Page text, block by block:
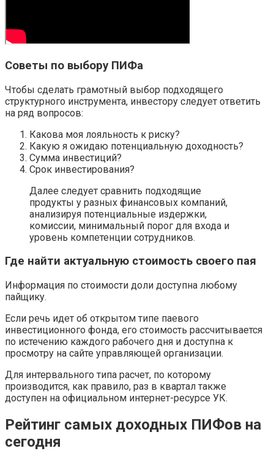
Советы по выбору ПИФа
Чтобы сделать грамотный выбор подходящего
структурного инструмента, инвестору следует ответить
на ряд вопросов:
Какова моя лояльность к риску?
Какую я ожидаю потенциальную доходность?
Сумма инвестиций?
Срок инвестирования?
Далее следует сравнить подходящие
продукты у разных финансовых компаний,
анализируя потенциальные издержки,
комиссии, минимальный порог для входа и
уровень компетенции сотрудников.
Где найти актуальную стоимость своего пая
Информация по стоимости доли доступна любому
пайщику.
Если речь идет об открытом типе паевого
инвестиционного фонда, его стоимость рассчитывается
по истечению каждого рабочего дня и доступна к
просмотру на сайте управляющей организации.
Для интервального типа расчет, по которому
производится, как правило, раз в квартал также
доступен на официальном интернет-ресурсе УК.
Рейтинг самых доходных ПИФов на
сегодня